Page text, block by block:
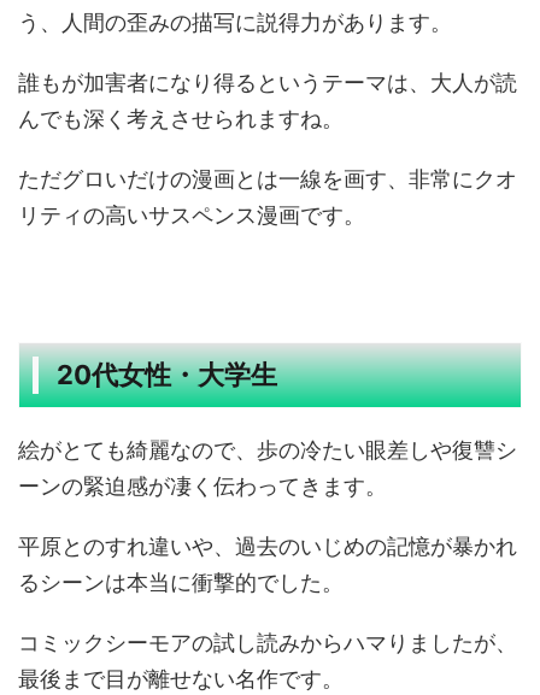
う、人間の歪みの描写に説得力があります。
誰もが加害者になり得るというテーマは、大人が読
んでも深く考えさせられますね。
ただグロいだけの漫画とは一線を画す、非常にクオ
リティの高いサスペンス漫画です。
20代女性・大学生
絵がとても綺麗なので、歩の冷たい眼差しや復讐シ
ーンの緊迫感が凄く伝わってきます。
平原とのすれ違いや、過去のいじめの記憶が暴かれ
るシーンは本当に衝撃的でした。
コミックシーモアの試し読みからハマりましたが、
最後まで目が離せない名作です。